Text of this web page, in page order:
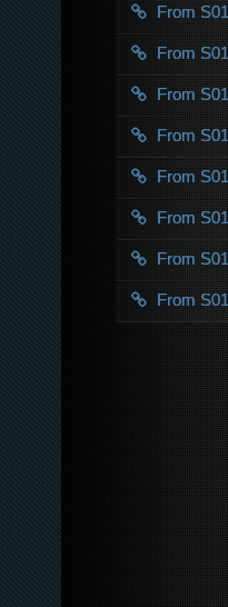
From
From
From
From
From
From
From
From